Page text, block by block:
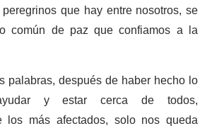
que hay entre nosotros, se
común de paz que confiamos a la
palabras, después de haber hecho lo
y estar cerca de todos,
los más afectados, solo nos queda